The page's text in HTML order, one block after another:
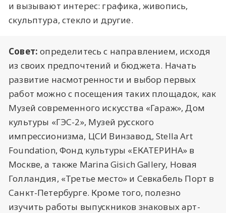
и вызывают интерес: графика, живопись,
скульптура, стекло и другие.
Совет: определитесь с направлением, исходя
из своих предпочтений и бюджета. Начать
развитие насмотренности и выбор первых
работ можно с посещения таких площадок, как
Музей современного искусства «Гараж», Дом
культуры «ГЭС-2», Музей русского
импрессионизма, ЦСИ Винзавод, Stella Art
Foundation, Фонд культуры «ЕКАТЕРИНА» в
Москве, а также Marina Gisich Gallery, Новая
Голландия, «Третье место» и Севкабель Порт в
Санкт-Петербурге. Кроме того, полезно
изучить работы выпускников знаковых арт-